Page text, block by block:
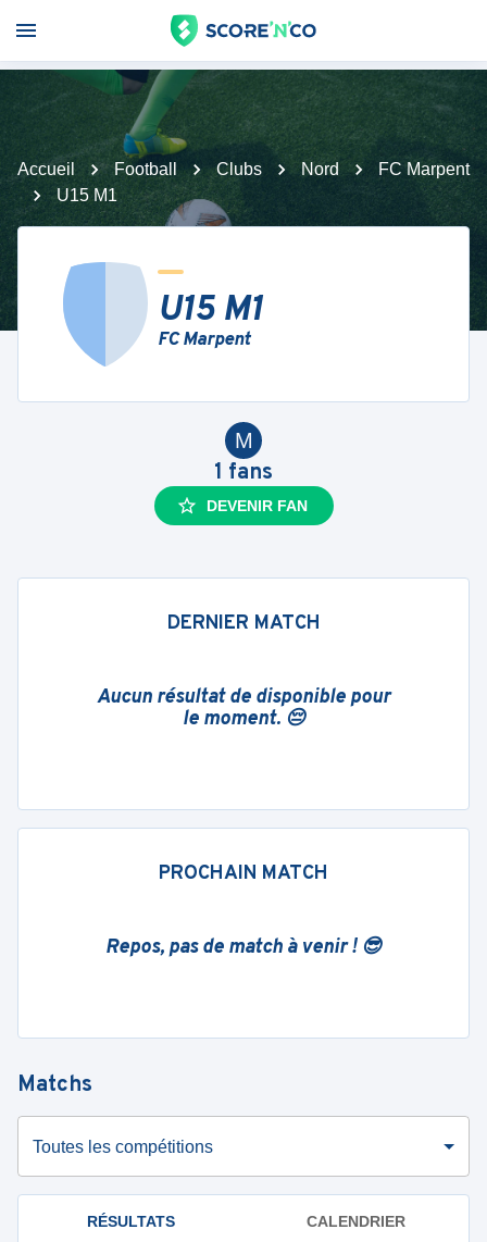
Accueil Football Clubs Nord
FC Marpent
U15 M1
U15 M1
FC Marpent
M
1 fans
DEVENIR FAN
DERNIER MATCH
Aucun résultat de disponible pour
le moment. 😔
PROCHAIN MATCH
Repos, pas de match à venir ! 😎
Matchs
Toutes les compétitions
RÉSULTATS CALENDRIER